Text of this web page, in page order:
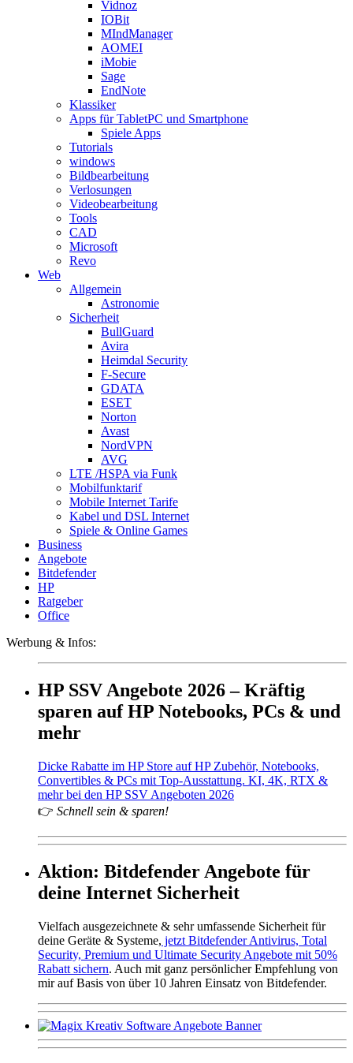
Vidnoz
IOBit
MIndManager
AOMEI
iMobie
Sage
EndNote
Klassiker
Apps für TabletPC und Smartphone
Spiele Apps
Tutorials
windows
Bildbearbeitung
Verlosungen
Videobearbeitung
Tools
CAD
Microsoft
Revo
Web
Allgemein
Astronomie
Sicherheit
BullGuard
Avira
Heimdal Security
F-Secure
GDATA
ESET
Norton
Avast
NordVPN
AVG
LTE /HSPA via Funk
Mobilfunktarif
Mobile Internet Tarife
Kabel und DSL Internet
Spiele & Online Games
Business
Angebote
Bitdefender
HP
Ratgeber
Office
Werbung & Infos:
HP SSV Angebote 2026 – Kräftig
sparen auf HP Notebooks, PCs & und
mehr
Dicke Rabatte im HP Store auf HP Zubehör, Notebooks,
Convertibles & PCs mit Top-Ausstattung. KI, 4K, RTX &
mehr bei den HP SSV Angeboten 2026
👉 Schnell sein & sparen!
Aktion: Bitdefender Angebote für
deine Internet Sicherheit
Vielfach ausgezeichnete & sehr umfassende Sicherheit für
deine Geräte & Systeme, jetzt Bitdefender Antivirus, Total
Security, Premium und Ultimate Security Angebote mit 50%
Rabatt sichern. Auch mit ganz persönlicher Empfehlung von
mir auf Basis von über 10 Jahren Einsatz von Bitdefender.